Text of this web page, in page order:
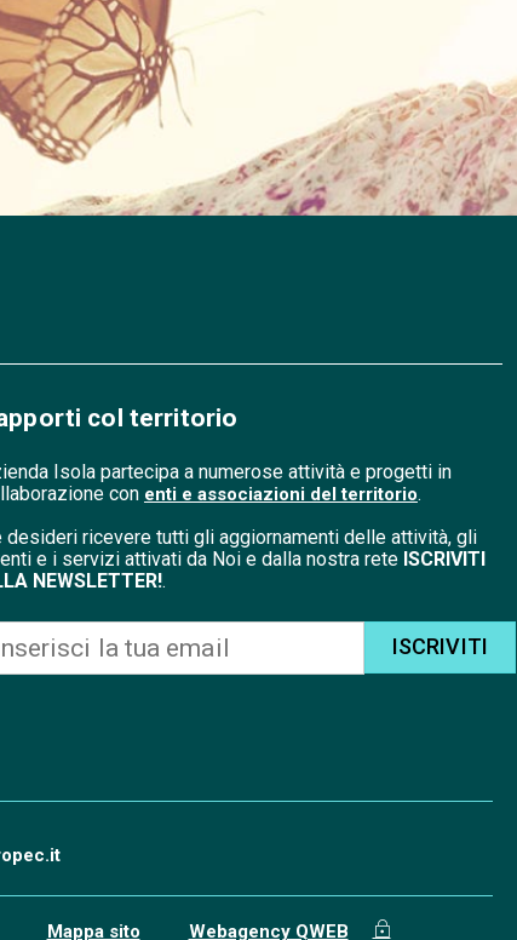
col territorio
Isola partecipa a numerose attività e progetti in
con enti e associazioni del territorio.
desideri ricevere tutti gli aggiornamenti delle attività, gli
e i servizi attivati da Noi e dalla nostra rete ISCRIVITI
NEWSLETTER!.
ISCRIVITI
Mappa sito Webagency QWEB